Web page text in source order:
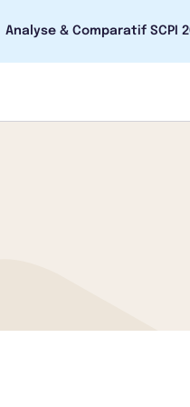
Analyse & Comparatif SCPI